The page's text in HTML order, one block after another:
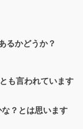
るかどうか？
も言われています
？とは思います